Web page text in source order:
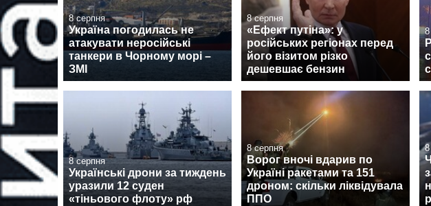
8 серпня
Україна погодилась не
атакувати неросійські
танкери в Чорному морі –
ЗМІ
8 серпня
«Ефект путіна»: у
російських регіонах перед
його візитом різко
дешевшає бензин
8 серпня
Українські дрони за тиждень
уразили 12 суден
«тіньового флоту» рф
8 серпня
Ворог вночі вдарив по
Україні ракетами та 151
дроном: скільки ліквідувала
ППО